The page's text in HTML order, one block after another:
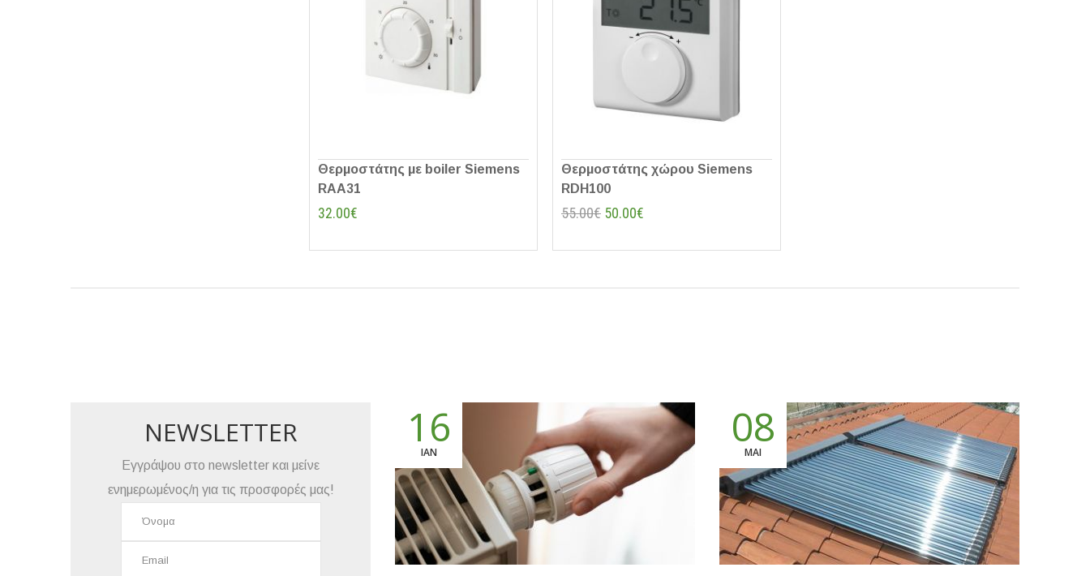
Θερμοστάτης με boiler Siemens
RAA31
32.00€
Θερμοστάτης χώρου Siemens
RDH100
55.00€ 50.00€
NEWSLETTER
Εγγράψου στο newsletter και μείνε
ενημερωμένος/η για τις προσφορές μας!
16
ΙΑΝ 08
ΜΑΙ